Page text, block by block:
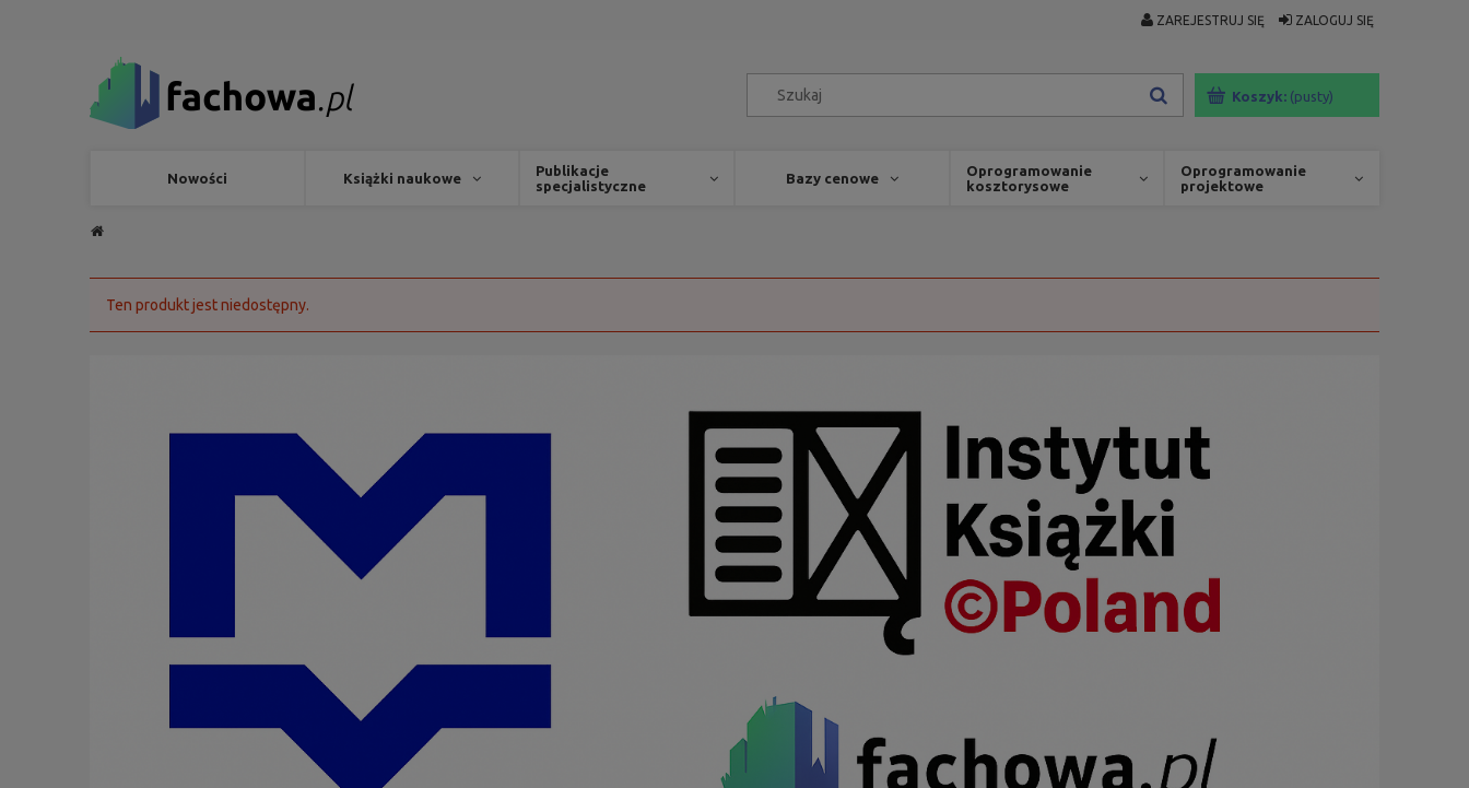
ZAREJESTRUJ SIĘ ZALOGUJ SIĘ
Koszyk: (pusty)
Nowości Książki naukowe
Publikacje
specjalistyczne
Bazy cenowe
Oprogramowanie
kosztorysowe
Oprogramowanie
projektowe
Ten produkt jest niedostępny.